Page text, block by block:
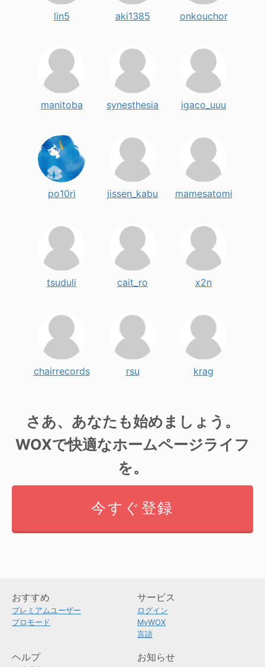
lin5 aki1385 onkouchor
manitoba synesthesia igaco_uuu
po10ri jissen_kabu mamesatomi
tsuduli cait_ro x2n
chairrecords rsu krag
さあ、あなたも始めましょう。
WOXで快適なホームページライフ
を。
今すぐ登録
おすすめ
プレミアムユーザー
プロモード
サービス
ログイン
MyWOX
言語
ヘルプ お知らせ